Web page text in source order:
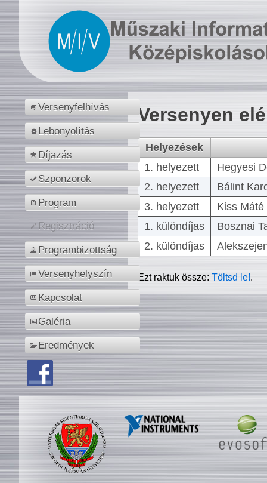
Versenyfelhívás
Lebonyolítás
Díjazás
Szponzorok
Program
Regisztráció
Programbizottság
Versenyhelyszín
Kapcsolat
Galéria
Eredmények
Versenyen
Helyezések
1. helyezett
Hegyesi
2. helyezett
Bálint
3. helyezett
Kiss
1. különdíjas
Bosznai
2. különdíjas
Ezt raktuk össze:Töltsd le!.